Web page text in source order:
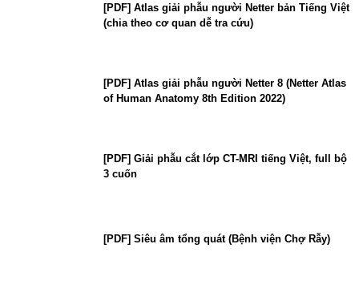
[PDF] Atlas giải phẫu người Netter bản Tiếng Việt
(chia theo cơ quan dễ tra cứu)
[PDF] Atlas giải phẫu người Netter 8 (Netter Atlas
of Human Anatomy 8th Edition 2022)
[PDF] Giải phẫu cắt lớp CT-MRI tiếng Việt, full bộ
3 cuốn
[PDF] Siêu âm tổng quát (Bệnh viện Chợ Rẫy)